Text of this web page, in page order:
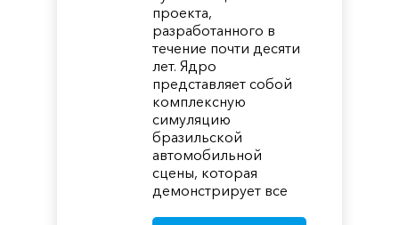
проекта,
разработанного в
течение почти десяти
лет. Ядро
представляет собой
комплексную
симуляцию
бразильской
автомобильной
сцены, которая
демонстрирует все